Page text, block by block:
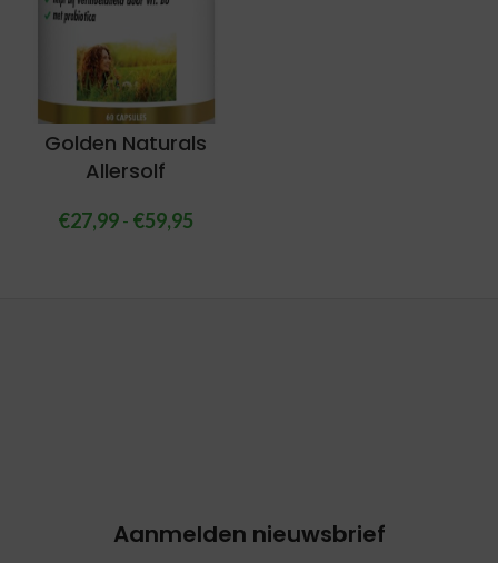
Golden Naturals
Allersolf
€27,99- €59,95
Aanmelden nieuwsbrief